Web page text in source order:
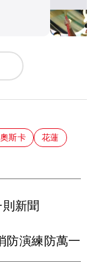
斯卡
花蓮
新聞
演練防萬一